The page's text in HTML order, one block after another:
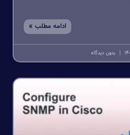
ادامه مطلب »
بدون دیدگاه